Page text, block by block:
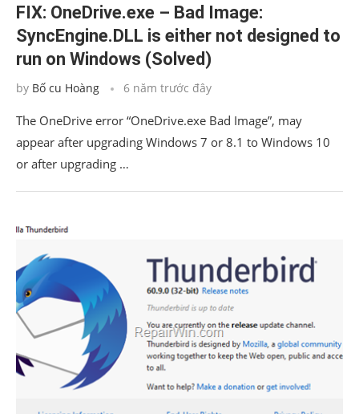
FIX: OneDrive.exe – Bad Image:
SyncEngine.DLL is either not designed to
run on Windows (Solved)
by Bố cu Hoàng 6 năm trước đây
The OneDrive error “OneDrive.exe Bad Image”, may
appear after upgrading Windows 7 or 8.1 to Windows 10
or after upgrading …